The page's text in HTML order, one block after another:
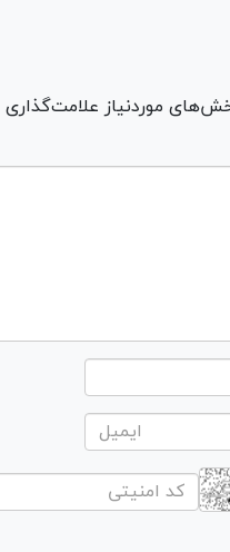
موردنیاز